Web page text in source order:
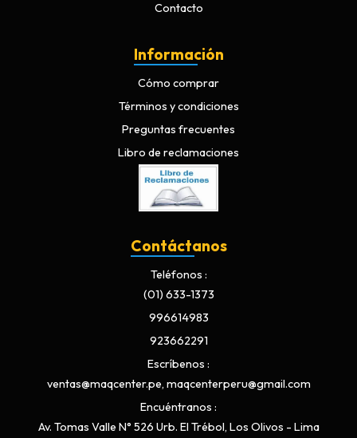
Contacto
Información
Cómo comprar
Términos y condiciones
Preguntas frecuentes
Libro de reclamaciones
Contáctanos
Teléfonos
(01) 633-1373
996614983
923662291
Escríbenos
ventas@maqcenter.pe, maqcenterperu@gmail.com
Encuéntranos
Av. Tomas Valle N° 526 Urb. El Trébol, Los Olivos - Lima